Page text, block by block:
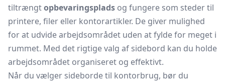
tiltrængtopbevaringsplads og fungere som steder til
printere, filer eller kontorartikler. De giver mulighed
for at udvide arbejdsområdet uden at fylde for meget i
rummet. Med det rigtige valg af sidebord kan du holde
arbejdsområdet organiseret og effektivt.
Når du vælger sideborde til kontorbrug, bør du